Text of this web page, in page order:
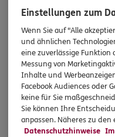
den vermittelten
einhergehen. Dies gilt
Angestellten in
die Agentur tätige
Nachhaltigkeitsrisiken
darauf, ob ich für die
oder darauf, wie hoch
Gleiches gilt für die
Einstellungen zum
Wenn Sie auf "Alle
und ähnlichen
eine zuverlässige Funktion
Messung von
Inhalte und
Facebook Audiences oder
keine für Sie
Sie können Ihre
anpassen. Näheres zu
Datenschutzhinweise